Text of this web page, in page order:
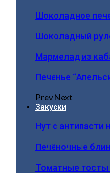
Шоколадное
Шоколадный
Мармелад из
Печенье
PrevNext
Закуски
Нут с антипасти
Печёночные
Томатные тосты